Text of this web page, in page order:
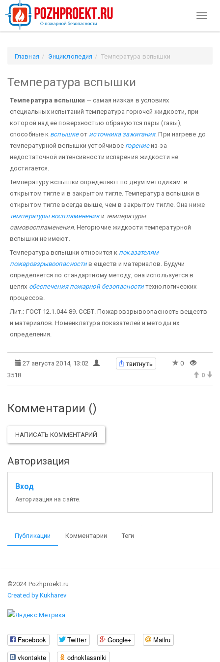
Главная Энциклопедия Температура вспышки
Температура вспышки
Температура вспышки — самая низкая в условиях
специальных испытаний температура горючей жидкости, при
которой над её поверхностью образуются пары (газы),
способные к вспышкеот источника зажигания. При нагреве до
температурной вспышки устойчивое горениеиз-за
недостаточной интенсивности испарения жидкости не
достигается.
Температуру вспышки определяют по двум методикам: в
открытом тигле и в закрытом тигле. Температура вспышки в
открытом тигле всегда выше, чем в закрытом тигле. Она ниже
температуры воспламененияи температуры
самовоспламенения. Негорючие жидкости температурной
вспышки не имеют.
Температура вспышки относится к показателям
пожаровзрывоопасностив еществ и материалов. Будучи
определяется по стандартному методу, она используется в
целях обеспечения пожарной безопасноститехнологических
процессов.
Лит.: ГОСТ 12.1.044-89. ССБТ. Пожаровзрывоопасность веществ
и материалов. Номенклатура показателей и методы их
определения.
27 августа 2014, 13:02 твитнуть
0
3518
0
Комментарии ()
НАПИСАТЬ КОММЕНТАРИЙ
Авторизация
Вход
Авторизация на сайте.
Публикации Комментарии Теги
©2024 Pozhproekt.ru
Created by Kukharev
Facebook Twitter Google+
Mailru
vkontakte
odnoklassniki